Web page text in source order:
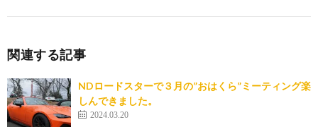
関連する記事
NDロードスターで３月の”おはくら”ミーティング楽
しんできました。
2024.03.20